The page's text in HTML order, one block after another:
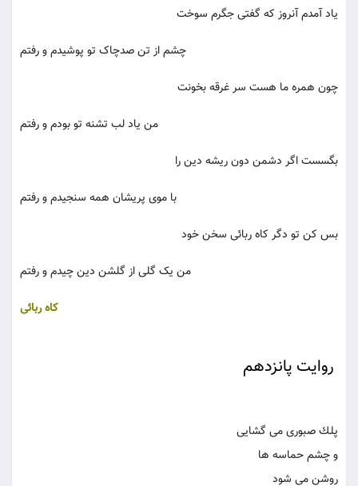
یاد آمدم آنروز که گفتی جگرم سوخت
چشم از تن صدچاک تو پوشیدم و رفتم
چون همره ما هست سر غرقه بخونت
من یاد لب تشنه تو بودم و رفتم
بگسست اگر دشمن دون ریشه دین را
با موی پریشان همه سنجیدم و رفتم
بس کن تو دگر کاه ربائی سخن خود
من یک گلی از گلشن دین چیدم و رفتم
کاه ربائی
روایت پانزدهم
پلك صبوری می گشایی
و چشم حماسه ها
روشن می شود